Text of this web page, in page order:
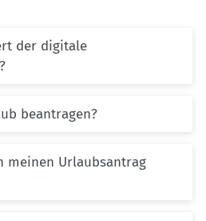
der digitale
beantragen?
meinen Urlaubsantrag